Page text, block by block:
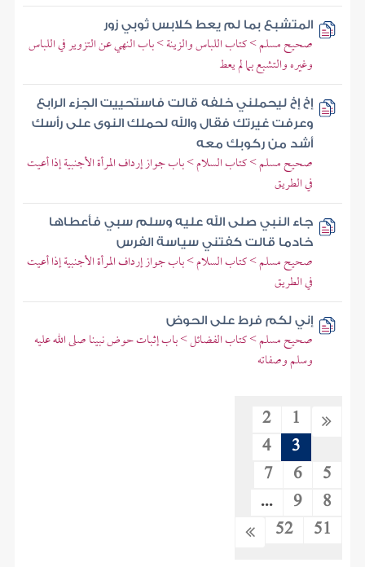
المتشبع بما لم يعط كلابس ثوبي زور
صحيح مسلم > كتاب اللباس والزينة > باب النهي عن التزوير في اللباس
وغيره والتشبع بما لم يعط
إخ إخ ليحملني خلفه قالت فاستحييت الجزء الرابع
وعرفت غيرتك فقال والله لحملك النوى على رأسك
أشد من ركوبك معه
صحيح مسلم > كتاب السلام > باب جواز إرداف المرأة الأجنبية إذا أعيت
في الطريق
جاء النبي صلى الله عليه وسلم سبي فأعطاها
خادما قالت كفتني سياسة الفرس
صحيح مسلم > كتاب السلام > باب جواز إرداف المرأة الأجنبية إذا أعيت
في الطريق
إني لكم فرط على الحوض
صحيح مسلم > كتاب الفضائل > باب إثبات حوض نبينا صلى الله عليه
وسلم وصفاته
1
2
3
4
5
6
7
8
9
...
51
52